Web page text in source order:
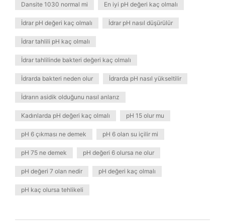
Dansite 1030 normal mi En iyi pH değeri kaç olmalı
İdrar pH değeri kaç olmalı İdrar pH nasıl düşürülür
İdrar tahlili pH kaç olmalı
İdrar tahlilinde bakteri değeri kaç olmalı
İdrarda bakteri neden olur İdrarda pH nasıl yükseltilir
İdrarın asidik olduğunu nasıl anlarız
Kadınlarda pH değeri kaç olmalı pH 15 olur mu
pH 6 çıkması ne demek pH 6 olan su içilir mi
pH 75 ne demek pH değeri 6 olursa ne olur
pH değeri 7 olan nedir pH değeri kaç olmalı
pH kaç olursa tehlikeli